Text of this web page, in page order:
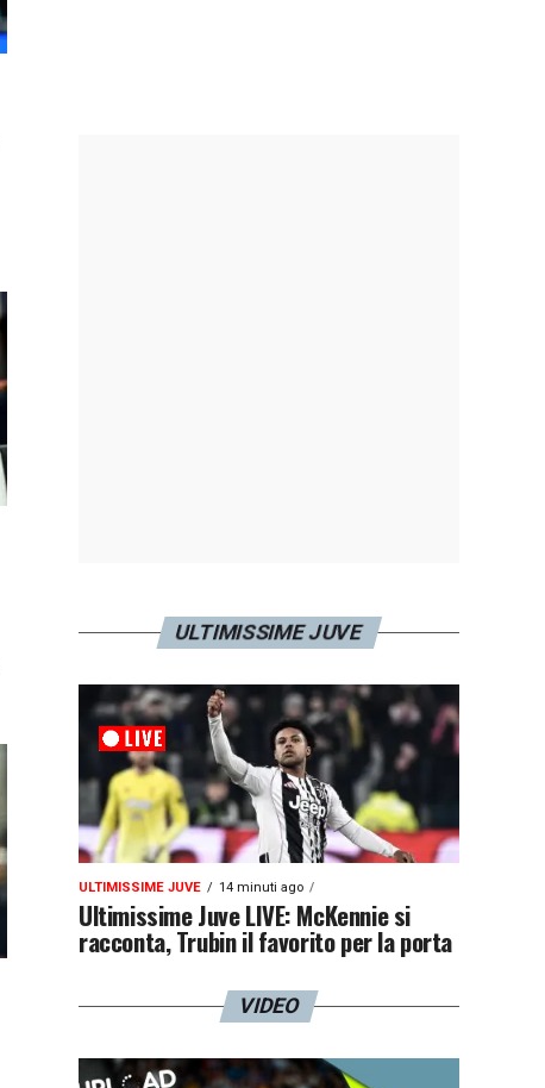
ULTIMISSIME JUVE
ULTIMISSIME JUVE 14 minuti ago
Ultimissime Juve LIVE: McKennie si
racconta, Trubin il favorito per la porta
VIDEO